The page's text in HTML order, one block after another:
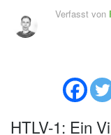
Verfasst von
HTLV-1: Ein